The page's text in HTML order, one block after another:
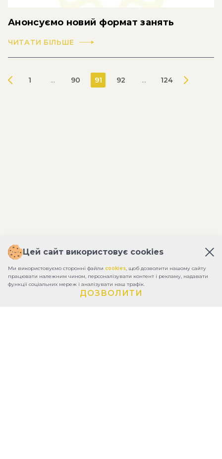
Анонсуємо новий формат занять
ЧИТАТИ БІЛЬШЕ
1 ... 90 91 92 ... 124
Цей сайт використовує cookies
Ми використовуємо сторонні файли cookies, щоб дозволити нашому сайту
працювати належним чином, персоналізувати контент і рекламу, надавати
функції соціальних мереж і аналізувати наш трафік.
ДОЗВОЛИТИ